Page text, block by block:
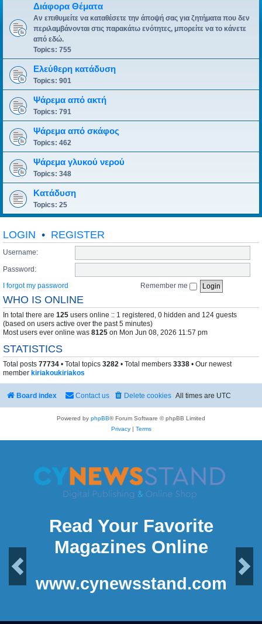
Διάφορα Θέματα
Αν επιθυμείτε να καταθέσετε την άποψή σας για ζητήματα που δεν
περιλαμβάνονται στις παρακάτω ενότητες, μπορείτε να το κάνετε
από εδώ.
Topics: 755
Ελεύθερη κατάδυση
Topics: 901
Ψάρεμα από ακτή
Topics: 791
Ψάρεμα από σκάφος
Topics: 462
Ψάρεμα γλυκού νερού
Topics: 348
Κατάδυση
Topics: 25
LOGIN • REGISTER
Username:
Password:
I forgot my password
Remember me
WHO IS ONLINE
In total there are 125 users online :: 1 registered, 0 hidden and 124 guests
(based on users active over the past 5 minutes)
Most users ever online was 8125 on Mon Jun 08, 2026 11:57 pm
STATISTICS
Total posts 77734 • Total topics 3282 • Total members 3338 • Our newest
member kiriakoukiriakos
Board index All times are UTC
Delete cookies
Contact us
Powered by phpBB® Forum Software © phpBB Limited
Privacy| Terms
Read Your Favorite
Magazines Online
Next
www.cynewsstand.com